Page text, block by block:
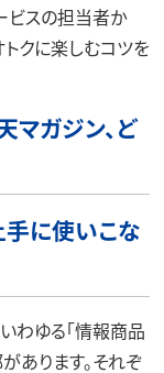
ビスの担当者か
トクに楽しむコツを
マガジン、ど
手に使いこな
わゆる「情報商品
あります。それぞ